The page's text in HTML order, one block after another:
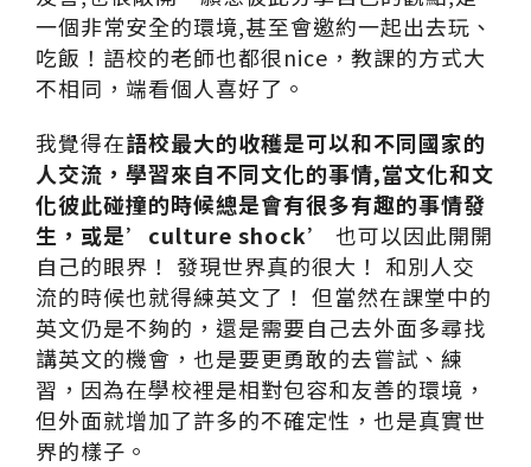
一個非常安全的環境,甚至會邀約一起出去玩、
吃飯！語校的老師也都很nice，教課的方式大
不相同，端看個人喜好了。
我覺得在語校最大的收穫是可以和不同國家的
人交流，學習來自不同文化的事情,當文化和文
化彼此碰撞的時候總是會有很多有趣的事情發
生，或是’culture shock’ 也可以因此開開
自己的眼界！ 發現世界真的很大！ 和別人交
流的時候也就得練英文了！ 但當然在課堂中的
英文仍是不夠的，還是需要自己去外面多尋找
講英文的機會，也是要更勇敢的去嘗試、練
習，因為在學校裡是相對包容和友善的環境，
但外面就增加了許多的不確定性，也是真實世
界的樣子。